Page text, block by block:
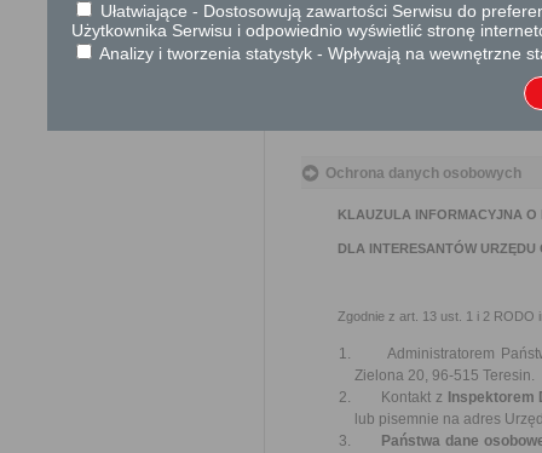
Podstawa prawna
Ustawa z dnia 23
Ustawa z dnia 21
Ochrona danych osobowych
KLAUZULA INFORMACYJNA O
DLA INTERESANTÓW URZĘDU
Zgodnie z art. 13 ust. 1 i 2 RODO
Administratorem
Zielona 20, 96-515 Teresin.
Kontakt z
Inspektorem
lub pisemnie na adres
Państwa dane
Ułatwiające - Dostosowują zawartości Serwisu do
Użytkownika Serwisu i odpowiednio wyświetlić stronę
Analizy i tworzenia statystyk - Wpływają na wewnętrzne